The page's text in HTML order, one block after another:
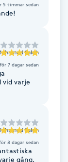
5 timmar sedan
Saleh
för 7 dagar sedan
varje
Saleh
8 dagar sedan
gång,